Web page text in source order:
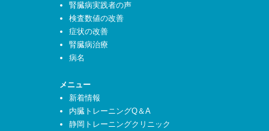
腎臓病実践者の声
検査数値の改善
症状の改善
腎臓病治療
病名
メニュー
新着情報
内臓トレーニングQ＆A
静岡トレーニングクリニック